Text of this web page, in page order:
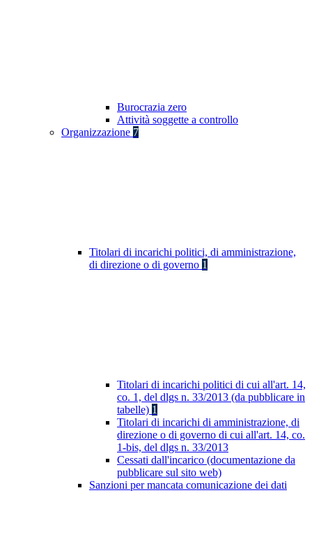
Burocrazia zero
Attività soggette a controllo
Organizzazione 7
Titolari di incarichi politici, di amministrazione,
di direzione o di governo 1
Titolari di incarichi politici di cui all'art. 14,
co. 1, del dlgs n. 33/2013 (da pubblicare in
tabelle) 1
Titolari di incarichi di amministrazione, di
direzione o di governo di cui all'art. 14, co.
1-bis, del dlgs n. 33/2013
Cessati dall'incarico (documentazione da
pubblicare sul sito web)
Sanzioni per mancata comunicazione dei dati